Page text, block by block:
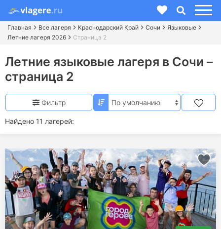
Главная Все лагеря Краснодарский Край Сочи
Языковые
Летние лагеря 2026
Страница 2
Летние языковые лагеря в Сочи –
страница 2
Найдено 11 лагерей:
Фильтр